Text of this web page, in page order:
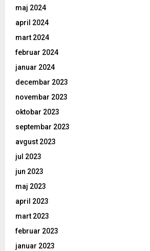
maj 2024
april 2024
mart 2024
februar 2024
januar 2024
decembar 2023
novembar 2023
oktobar 2023
septembar 2023
avgust 2023
jul 2023
jun 2023
maj 2023
april 2023
mart 2023
februar 2023
januar 2023